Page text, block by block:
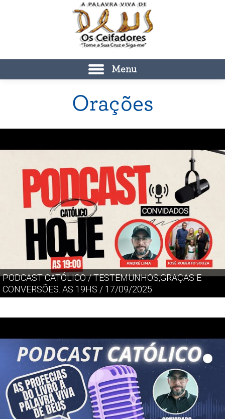
Menu
Orações
PODCAST CATÓLICO / TESTEMUNHOS,GRAÇAS E
CONVERSÕES. AS 19HS / 17/09/2025